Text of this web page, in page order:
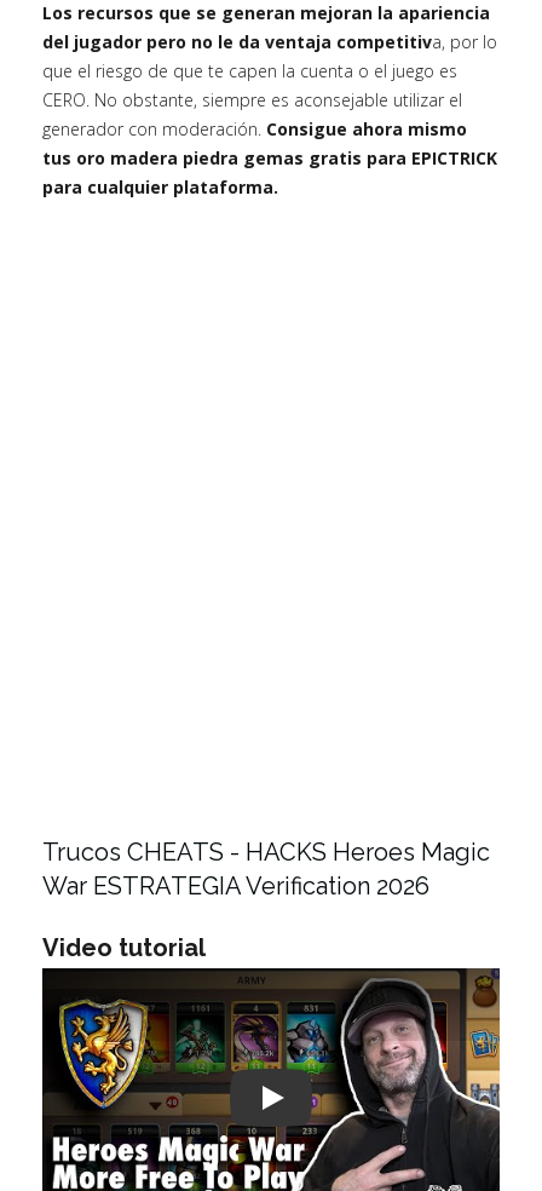
Los recursos que se generan mejoran la apariencia
del jugador pero no le da ventaja competitiva, por lo
que el riesgo de que te capen la cuenta o el juego es
CERO. No obstante, siempre es aconsejable utilizar el
generador con moderación. Consigue ahora mismo
tus oro madera piedra gemas gratis para EPICTRICK
para cualquier plataforma.
Trucos CHEATS - HACKS Heroes Magic
War ESTRATEGIA Verification 2026
Video tutorial
Play: Keynote (Google I/O '18)